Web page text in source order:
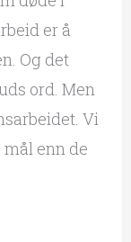
er å
Og det
ord. Men
Vi
enn de